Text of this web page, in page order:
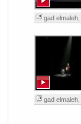
gad elmaleh,
gad elmaleh,